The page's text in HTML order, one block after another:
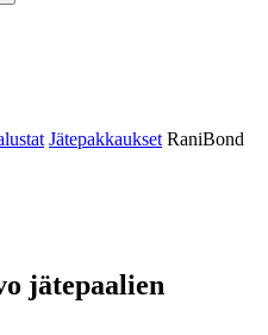
Jätepakkaukset RaniBond
jätepaalien